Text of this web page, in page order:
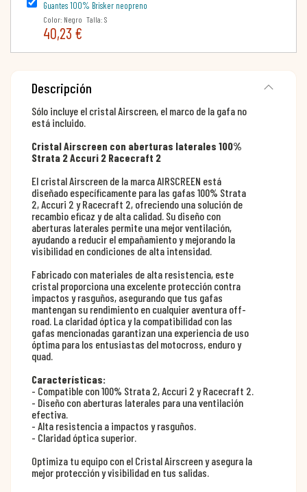
Guantes 100% Brisker neopreno
Color: Negro Talla: S
40,23 €
Descripción
Sólo incluye el cristal Airscreen, el marco de la gafa no
está incluido.
Cristal Airscreen con aberturas laterales 100%
Strata 2 Accuri 2 Racecraft 2
El cristal Airscreen de la marca AIRSCREEN está
diseñado específicamente para las gafas 100% Strata
2, Accuri 2 y Racecraft 2, ofreciendo una solución de
recambio eficaz y de alta calidad. Su diseño con
aberturas laterales permite una mejor ventilación,
ayudando a reducir el empañamiento y mejorando la
visibilidad en condiciones de alta intensidad.
Fabricado con materiales de alta resistencia, este
cristal proporciona una excelente protección contra
impactos y rasguños, asegurando que tus gafas
mantengan su rendimiento en cualquier aventura off-
road. La claridad óptica y la compatibilidad con las
gafas mencionadas garantizan una experiencia de uso
óptima para los entusiastas del motocross, enduro y
quad.
Características:
- Compatible con 100% Strata 2, Accuri 2 y Racecraft 2.
- Diseño con aberturas laterales para una ventilación
efectiva.
- Alta resistencia a impactos y rasguños.
- Claridad óptica superior.
Optimiza tu equipo con el Cristal Airscreen y asegura la
mejor protección y visibilidad en tus salidas.